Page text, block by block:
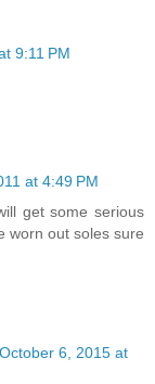
9:11 PM
at 4:49 PM
get some serious
worn out soles sure
October 6, 2015 at